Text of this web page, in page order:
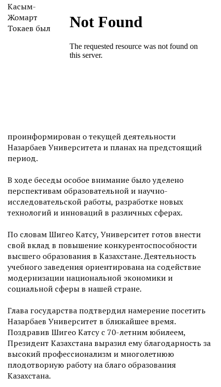
Касым-
Жомарт
Токаев был
проинформирован о текущей деятельности
Назарбаев Университета и планах на предстоящий
период.
В ходе беседы особое внимание было уделено
перспективам образовательной и научно-
исследовательской работы, разработке новых
технологий и инноваций в различных сферах.
По словам Шигео Катсу, Университет готов внести
свой вклад в повышение конкурентоспособности
высшего образования в Казахстане. Деятельность
учебного заведения ориентирована на содействие
модернизации национальной экономики и
социальной сферы в нашей стране.
Глава государства подтвердил намерение посетить
Назарбаев Университет в ближайшее время.
Поздравив Шигео Катсу с 70-летним юбилеем,
Президент Казахстана выразил ему благодарность за
высокий профессионализм и многолетнюю
плодотворную работу на благо образования
Казахстана.